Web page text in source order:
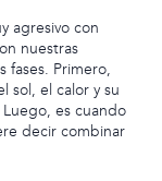
agresivo con
nuestras
fases. Primero,
sol, el calor y su
es cuando
decircombinar